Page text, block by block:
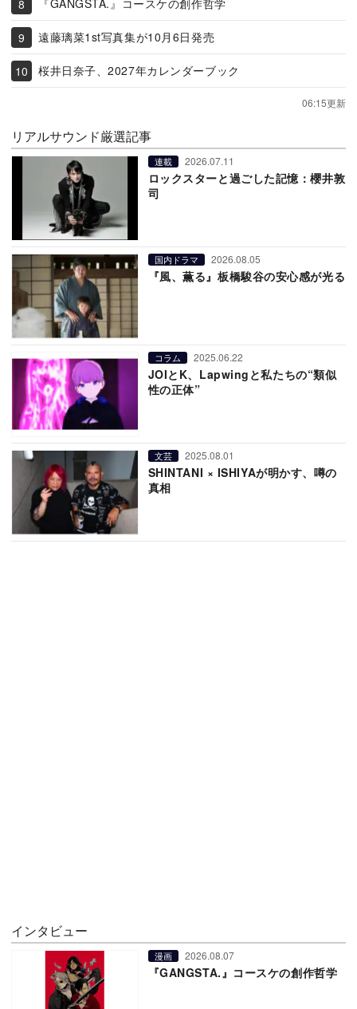
『GANGSTA.』コースケの創作哲学
遠藤璃菜1st写真集が10月6日発売
桜井日奈子、2027年カレンダーブック
06:15更新
リアルサウンド厳選記事
連載 2026.07.11
ロックスターと過ごした記憶：櫻井敦
司
国内ドラマ 2026.08.05
『風、薫る』板橋駿谷の安心感が光る
コラム 2025.06.22
JOIとK、Lapwingと私たちの“類似
性の正体”
文芸 2025.08.01
SHINTANI × ISHIYAが明かす、噂の
真相
インタビュー
漫画 2026.08.07
『GANGSTA.』コースケの創作哲学